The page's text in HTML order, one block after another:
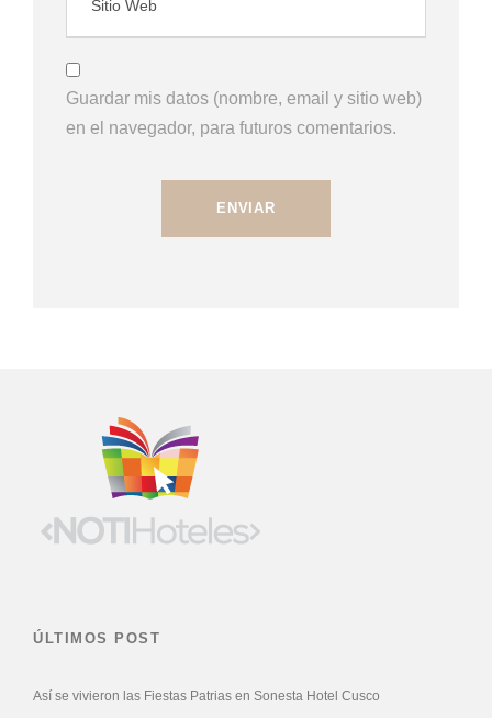
Guardar mis datos (nombre, email y sitio web)
en el navegador, para futuros comentarios.
ÚLTIMOS POST
Así se vivieron las Fiestas Patrias en Sonesta Hotel Cusco